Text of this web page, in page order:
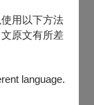
用以下方法
原文有所差
language.
的改變。
鏡頭深入九龍
和世代記憶，
政治及社會的
別多》之後，
，打敗《花樣